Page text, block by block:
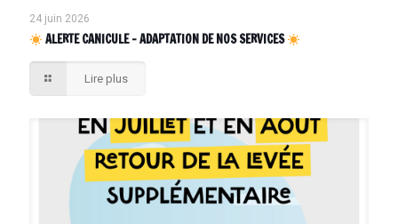
24 juin 2026
ALERTE CANICULE – ADAPTATION DE NOS SERVICES
Lire plus